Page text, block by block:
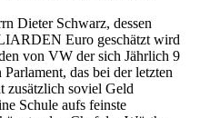
Dieter Schwarz, dessen
Euro geschätzt wird
von VW der sich Jährlich 9
das bei der letzten
zusätzlich soviel Geld
Schule aufs feinste